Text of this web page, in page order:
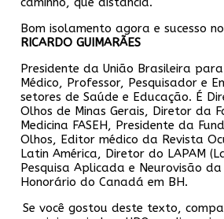
Bom isolamento agora e sucesso
RICARDO GUIMARÃES
Presidente da União Brasileira
Médico, Professor, Pesquisador e
setores de Saúde e Educação. É
Olhos de Minas Gerais, Diretor da
Medicina FASEH, Presidente da
Olhos, Editor médico da Revista
Latin América, Diretor do LAPAM
Pesquisa Aplicada e Neurovisão da
Honorário do Canadá em BH.
Se você gostou deste texto,